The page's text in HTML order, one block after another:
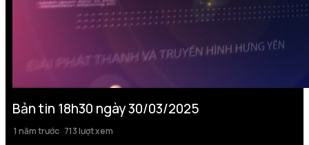
Bản tin 18h30 ngày 30/03/2025
1 năm trước 713 lượt xem